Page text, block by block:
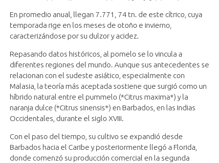
En promedio anual, llegan 7.771, 74 tn. de este cítrico, cuya
temporada rige en los meses de otoño e invierno,
caracterizándose por su dulzor y acidez.
Repasando datos históricos, al pomelo se lo vincula a
diferentes regiones del mundo. Aunque sus antecedentes se
relacionan con el sudeste asiático, especialmente con
Malasia, la teoría más aceptada sostiene que surgió como un
híbrido natural entre el pummelo (*Citrus maxima*) y la
naranja dulce (*Citrus sinensis*) en Barbados, en las Indias
Occidentales, durante el siglo XVIII.
Con el paso del tiempo, su cultivo se expandió desde
Barbados hacia el Caribe y posteriormente llegó a Florida,
donde comenzó su producción comercial en la segunda